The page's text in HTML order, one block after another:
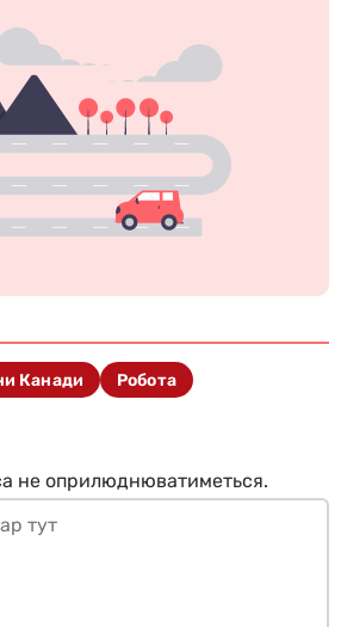
Канади Робота
не оприлюднюватиметься.